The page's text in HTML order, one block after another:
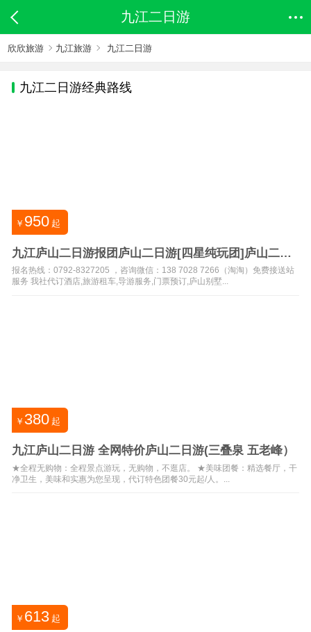
九江二日游
欣欣旅游 九江旅游 九江二日游
九江二日游经典路线
￥ 950 起
九江庐山二日游报团庐山二日游[四星纯玩团]庐山二日
游一价全含
报名热线：0792-8327205 ，咨询微信：138 7028 7266（淘淘）免费接送站
服务 我社代订酒店,旅游租车,导游服务,门票预订,庐山别墅...
￥ 380 起
九江庐山二日游 全网特价庐山二日游(三叠泉 五老峰）
★全程无购物：全程景点游玩，无购物，不逛店。 ★美味团餐：精选餐厅，干
净卫生，美味和实惠为您呈现，代订特色团餐30元起/人。...
￥ 613 起